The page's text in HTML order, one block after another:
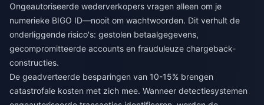
Ongeautoriseerde wederverkopers vragen alleen om je
numerieke BIGO ID—nooit om wachtwoorden. Dit verhult de
onderliggende risico's: gestolen betaalgegevens,
gecompromitteerde accounts en frauduleuze chargeback-
constructies.
De geadverteerde besparingen van 10-15% brengen
catastrofale kosten met zich mee. Wanneer detectiesystemen